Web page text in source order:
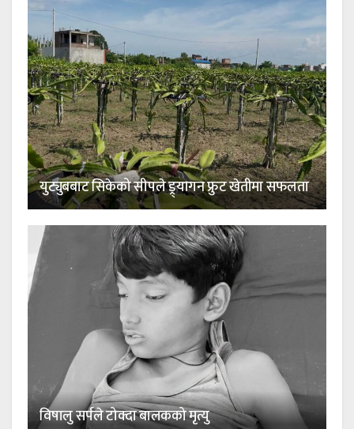
युट्युबबाट सिकेको सीपले ड्र्यागन फ्रुट खेतीमा सफलता
विषालु सर्पले टोक्दा बालकको मृत्यु